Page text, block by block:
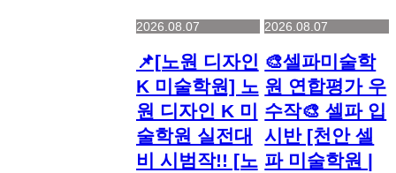
2026.08.07
📌[노원 디자인
K 미술학원] 노
원 디자인 K 미
술학원 실전대
비 시범작!! [노
2026.08.07
🎨셀파미술학
원 연합평가 우
수작🎨 셀파 입
시반 [천안 셀
파 미술학원 |